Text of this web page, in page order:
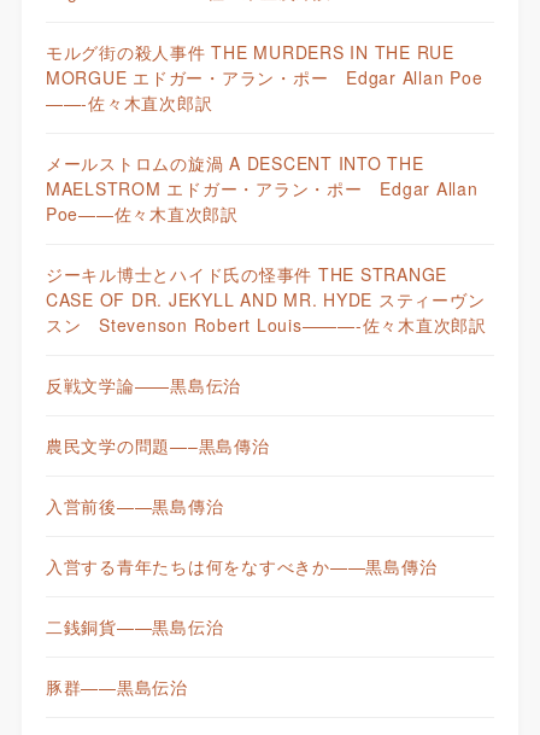
モルグ街の殺人事件 THE MURDERS IN THE RUE
MORGUE エドガー・アラン・ポー Edgar Allan Poe
——-佐々木直次郎訳
メールストロムの旋渦 A DESCENT INTO THE
MAELSTROM エドガー・アラン・ポー Edgar Allan
Poe——佐々木直次郎訳
ジーキル博士とハイド氏の怪事件 THE STRANGE
CASE OF DR. JEKYLL AND MR. HYDE スティーヴン
スン Stevenson Robert Louis———-佐々木直次郎訳
反戦文学論——黒島伝治
農民文学の問題—–黒島傳治
入営前後——黒島傳治
入営する青年たちは何をなすべきか——黒島傳治
二銭銅貨——黒島伝治
豚群——黒島伝治